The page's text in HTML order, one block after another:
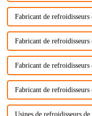
Fabricant de
Fabricant de
Fabricant de
Fabricant de
Usines de refroidisseurs